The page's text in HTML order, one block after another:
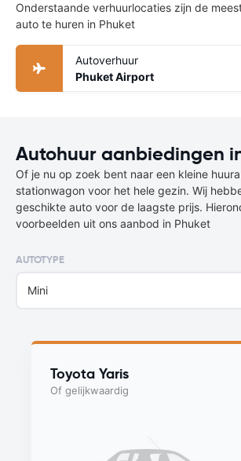
Onderstaande verhuurlocaties zijn de
auto te huren in Phuket
Autoverhuur
Phuket Airport
Autohuur aanbiedingen
Of je nu op zoek bent naar een kleine
stationwagon voor het hele gezin. Wij
geschikte auto voor de laagste prijs.
voorbeelden uit ons aanbod in Phuket
AUTOTYPE
Mini
Toyota Yaris
Of gelijkwaardig